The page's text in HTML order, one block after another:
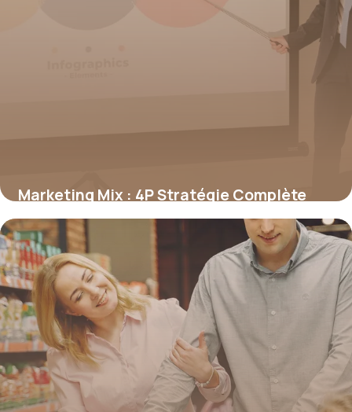
Marketing Mix : 4P Stratégie Complète
2026
19 juin 2026